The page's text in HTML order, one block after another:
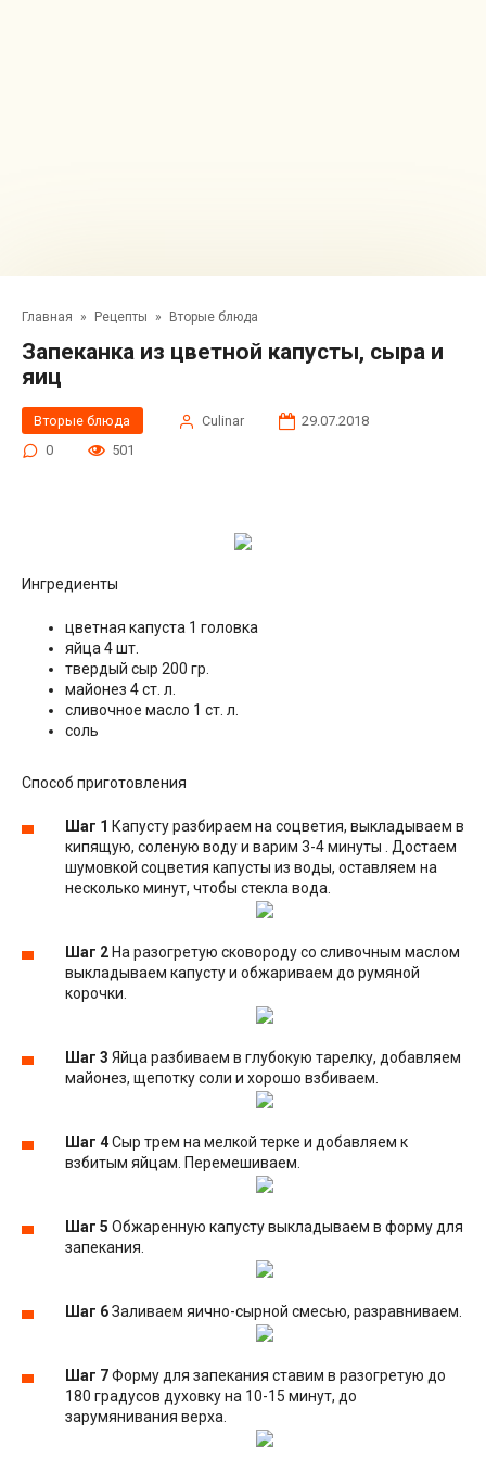
Главная » Рецепты » Вторые блюда
Запеканка из цветной капусты, сыра и
яиц
Вторые блюда Сulinar
29.07.2018
0
501
Ингредиенты
цветная капуста 1 головка
яйца 4 шт.
твердый сыр 200 гр.
майонез 4 ст. л.
сливочное масло 1 ст. л.
соль
Способ приготовления
Шаг 1 Капусту разбираем на соцветия, выкладываем в
кипящую, соленую воду и варим 3-4 минуты . Достаем
шумовкой соцветия капусты из воды, оставляем на
несколько минут, чтобы стекла вода.
Шаг 2 На разогретую сковороду со сливочным маслом
выкладываем капусту и обжариваем до румяной
корочки.
Шаг 3 Яйца разбиваем в глубокую тарелку, добавляем
майонез, щепотку соли и хорошо взбиваем.
Шаг 4Сыр трем на мелкой терке и добавляем к
взбитым яйцам. Перемешиваем.
Шаг 5 Обжаренную капусту выкладываем в форму для
запекания.
Шаг 6Заливаем яично-сырной смесью, разравниваем.
Шаг 7Форму для запекания ставим в разогретую до
180 градусов духовку на 10-15 минут, до
зарумянивания верха.